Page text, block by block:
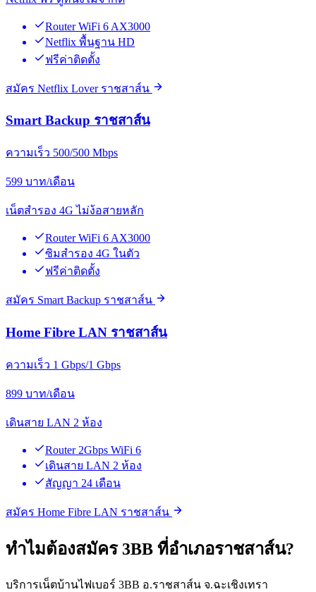
Router WiFi 6 AX3000
Netflix พื้นฐาน HD
ฟรีค่าติดตั้ง
สมัคร Netflix Lover ราชสาส์น
Smart Backup ราชสาส์น
ความเร็ว 500/500 Mbps
599 บาท/เดือน
เน็ตสำรอง 4G ไม่ง้อสายหลัก
Router WiFi 6 AX3000
ซิมสำรอง 4G ในตัว
ฟรีค่าติดตั้ง
สมัคร Smart Backup ราชสาส์น
Home Fibre LAN ราชสาส์น
ความเร็ว 1 Gbps/1 Gbps
899 บาท/เดือน
เดินสาย LAN 2 ห้อง
Router 2Gbps WiFi 6
เดินสาย LAN 2 ห้อง
สัญญา 24 เดือน
สมัคร Home Fibre LAN ราชสาส์น
ทำไมต้องสมัคร 3BB ที่อำเภอราชสาส์น?
บริการเน็ตบ้านไฟเบอร์ 3BB อ.ราชสาส์น จ.ฉะเชิงเทรา